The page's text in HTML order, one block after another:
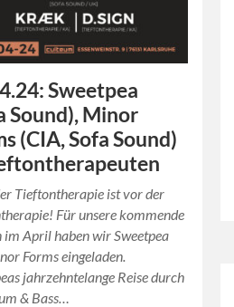
Sweetpea
Sound), Minor
(CIA, Sofa Sound)
Tieftontherapie ist vor der
Für unsere kommende
im April haben wir Sweetpea
Forms eingeladen.
jahrzehntelange Reise durch
& Bass…